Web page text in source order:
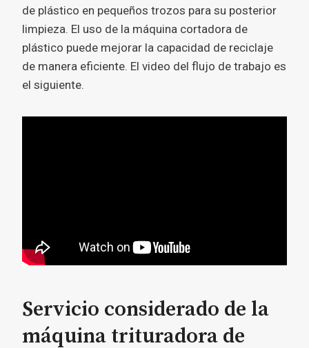
de plástico en pequeños trozos para su posterior
limpieza. El uso de la máquina cortadora de
plástico puede mejorar la capacidad de reciclaje
de manera eficiente. El video del flujo de trabajo es
el siguiente.
Servicio considerado de la
máquina trituradora de